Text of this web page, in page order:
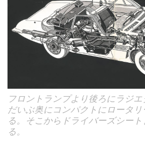
フロントランプより後ろにラジ
だいぶ奥にコンパクトにロータ
る。そこからドライバーズシー
る。